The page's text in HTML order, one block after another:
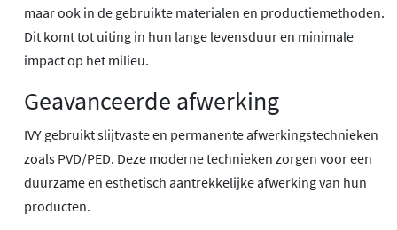
maar ook in de gebruikte materialen en productiemethoden.
Dit komt tot uiting in hun lange levensduur en minimale
impact op het milieu.
Geavanceerde afwerking
IVY gebruikt slijtvaste en permanente afwerkingstechnieken
zoals PVD/PED. Deze moderne technieken zorgen voor een
duurzame en esthetisch aantrekkelijke afwerking van hun
producten.